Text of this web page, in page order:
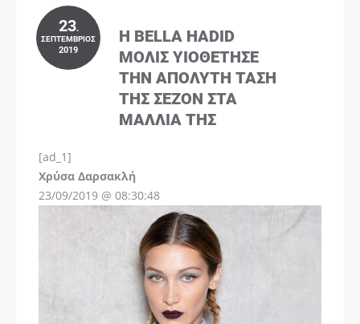
23.
ΣΕΠΤΈΜΒΡΙΟΣ
2019
Η BELLA HADID
ΜΌΛΙΣ ΥΙΟΘΈΤΗΣΕ
ΤΗΝ ΑΠΌΛΥΤΗ ΤΆΣΗ
ΤΗΣ ΣΕΖΌΝ ΣΤΑ
ΜΑΛΛΙΆ ΤΗΣ
[ad_1]
Χρύσα Δαρσακλή
23/09/2019 @ 08:30:48